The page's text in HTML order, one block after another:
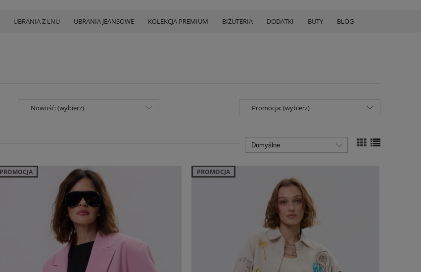
UBRANIA Z LNU UBRANIA JEANSOWE KOLEKCJA PREMIUM BIŻUTERIA DODATKI BUTY BLOG
Nowość: (wybierz) Promocja: (wybierz)
PROMOCJA PROMOCJA